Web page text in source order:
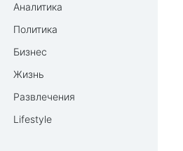
Аналитика
Политика
Бизнес
Жизнь
Развлечения
Lifestyle